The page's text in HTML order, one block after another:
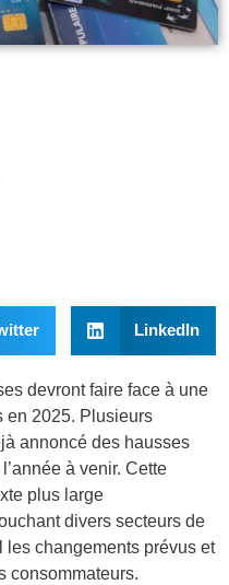
LinkedIn
devront faire face à une
en 2025. Plusieurs
annoncé des hausses
à venir. Cette
plus large
divers secteurs de
les changements prévus et
consommateurs.